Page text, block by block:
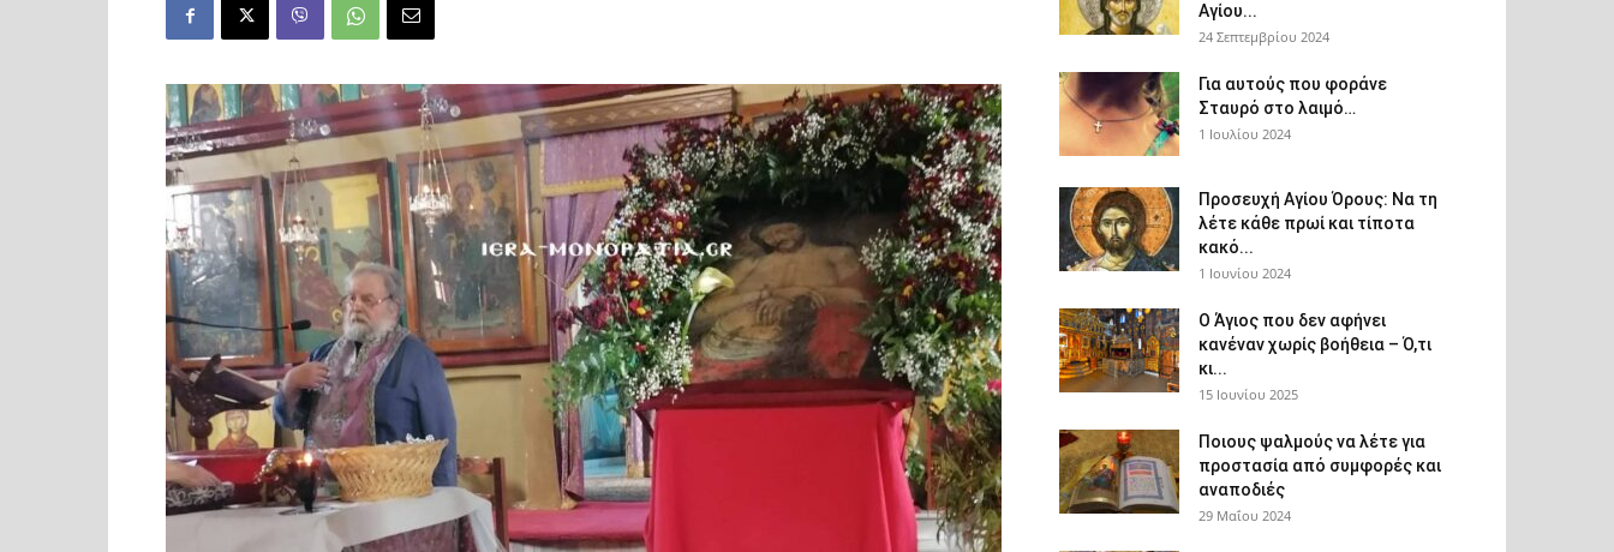
Αγίου...
24 Σεπτεμβρίου 2024
Για αυτούς που φοράνε
Σταυρό στο λαιμό…
1 Ιουλίου 2024
Προσευχή Αγίου Όρους: Να τη
λέτε κάθε πρωί και τίποτα
κακό...
1 Ιουνίου 2024
Ο Άγιος που δεν αφήνει
κανέναν χωρίς βοήθεια – Ό,τι
κι...
15 Ιουνίου 2025
Ποιους ψαλμούς να λέτε για
προστασία από συμφορές και
αναποδιές
29 Μαΐου 2024